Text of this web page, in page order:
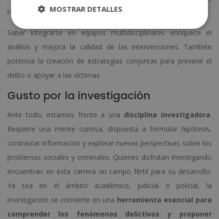
resolución de conflictos.
Saber integrarse en equipos multidisciplinares enriquece el
análisis y mejora la calidad de las intervenciones. También
potencia la creación de estrategias conjuntas para prevenir el
delito o apoyar a las víctimas.
Gusto por la investigación
Ante todo, estamos frente a una disciplina investigadora.
Requiere una mente curiosa, dispuesta a formular hipótesis,
contrastar información y explorar nuevas perspectivas sobre los
problemas sociales y criminales. Quienes disfrutan investigando
encuentran en esta carrera un campo fértil para su desarrollo.
Ya sea en el ámbito académico, judicial o policial, la
investigación se convierte en una herramienta esencial para
comprender los fenómenos delictivos y proponer
MOSTRAR DETALLES